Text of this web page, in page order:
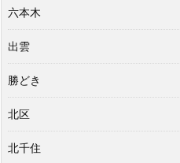
六本木
出雲
勝どき
北区
北千住